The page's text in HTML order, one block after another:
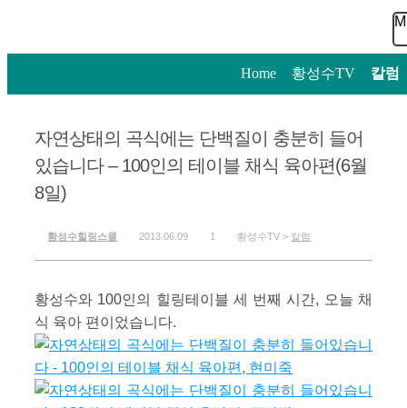
Home 황성수TV 칼럼
자연상태의 곡식에는 단백질이 충분히 들어
있습니다 – 100인의 테이블 채식 육아편(6월
8일)
황성수힐링스쿨 2013.06.09 1 황성수TV > 칼럼
황성수와 100인의 힐링테이블 세 번째 시간, 오늘 채
식 육아 편이었습니다.